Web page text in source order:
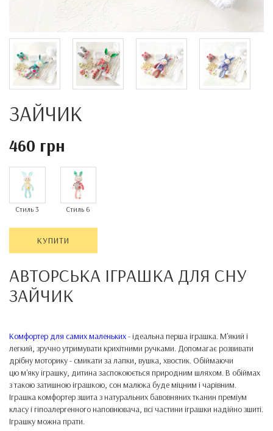
ЗАЙЧИК
460 грн
Стиль 3 Стиль 6
КУПИТИ
АВТОРСЬКА ІГРАШКА ДЛЯ СНУ
ЗАЙЧИК
Комфортер для самих маленьких- ідеальна перша іграшка. М'який і
легкий, зручно утримувати крихітними ручками. Допомагає розвивати
дрібну моторику - смикати за лапки, вушка, хвостик. Обіймаючи
цю м'яку іграшку, дитина заспокоюється природним шляхом. В обіймах
з такою затишною іграшкою, сон малюка буде міцним і чарівним.
Іграшка комфортер зшита з натуральних бавовняних тканин преміум
класу і гіпоалергенного наповнювача, всі частини іграшки надійно зшиті.
Іграшку можна прати.